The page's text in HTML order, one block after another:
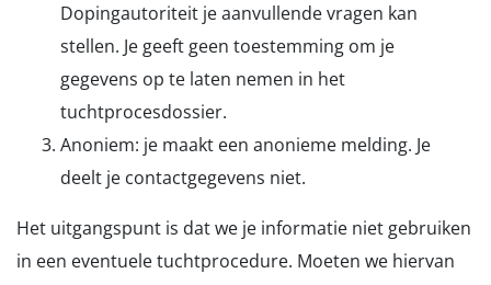
Dopingautoriteit je aanvullende vragen kan
stellen. Je geeft geen toestemming om je
gegevens op te laten nemen in het
tuchtprocesdossier.
Anoniem: je maakt een anonieme melding. Je
deelt je contactgegevens niet.
Het uitgangspunt is dat we je informatie niet gebruiken
in een eventuele tuchtprocedure. Moeten we hiervan